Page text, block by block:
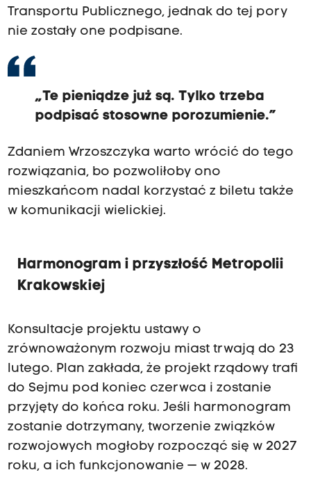
Transportu Publicznego, jednak do tej pory
nie zostały one podpisane.
„Te pieniądze już są. Tylko trzeba
podpisać stosowne porozumienie.”
Zdaniem Wrzoszczyka warto wrócić do tego
rozwiązania, bo pozwoliłoby ono
mieszkańcom nadal korzystać z biletu także
w komunikacji wielickiej.
Harmonogram i przyszłość Metropolii
Krakowskiej
Konsultacje projektu ustawy o
zrównoważonym rozwoju miast trwają do 23
lutego. Plan zakłada, że projekt rządowy trafi
do Sejmu pod koniec czerwca i zostanie
przyjęty do końca roku. Jeśli harmonogram
zostanie dotrzymany, tworzenie związków
rozwojowych mogłoby rozpocząć się w 2027
roku, a ich funkcjonowanie — w 2028.